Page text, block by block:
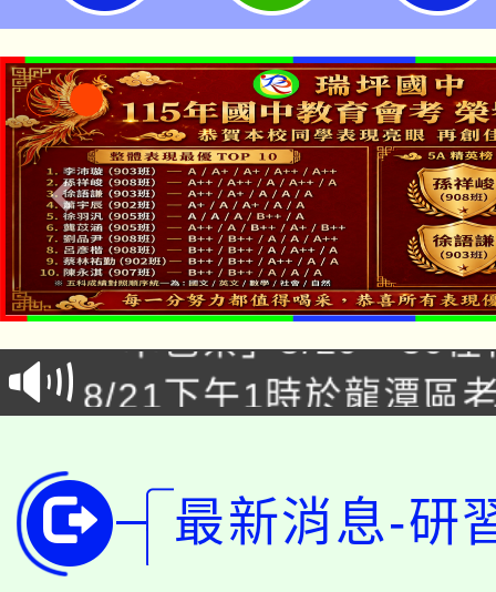
坪國民中學
公告本校115學年度第
代理(課)教師甄選結果
告(尚有缺額)
「本色祭」8/29、30在
場熱烈登場!
8/21下午1時於龍潭區
局官網。
8月14至27日，桃園電
開!
115年桃園市運動會8/
最新消息-研